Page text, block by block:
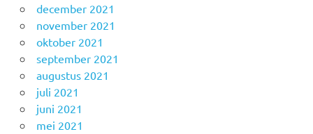
december 2021
november 2021
oktober 2021
september 2021
augustus 2021
juli 2021
juni 2021
mei 2021